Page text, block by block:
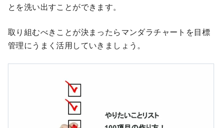
とを洗い出すことができます。
取り組むべきことが決まったらマンダラチャートを目標
管理にうまく活用していきましょう。